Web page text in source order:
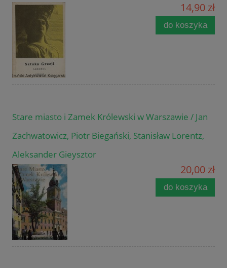
14,90 zł
do koszyka
Stare miasto i Zamek Królewski w Warszawie / Jan
Zachwatowicz, Piotr Biegański, Stanisław Lorentz,
Aleksander Gieysztor
20,00 zł
do koszyka